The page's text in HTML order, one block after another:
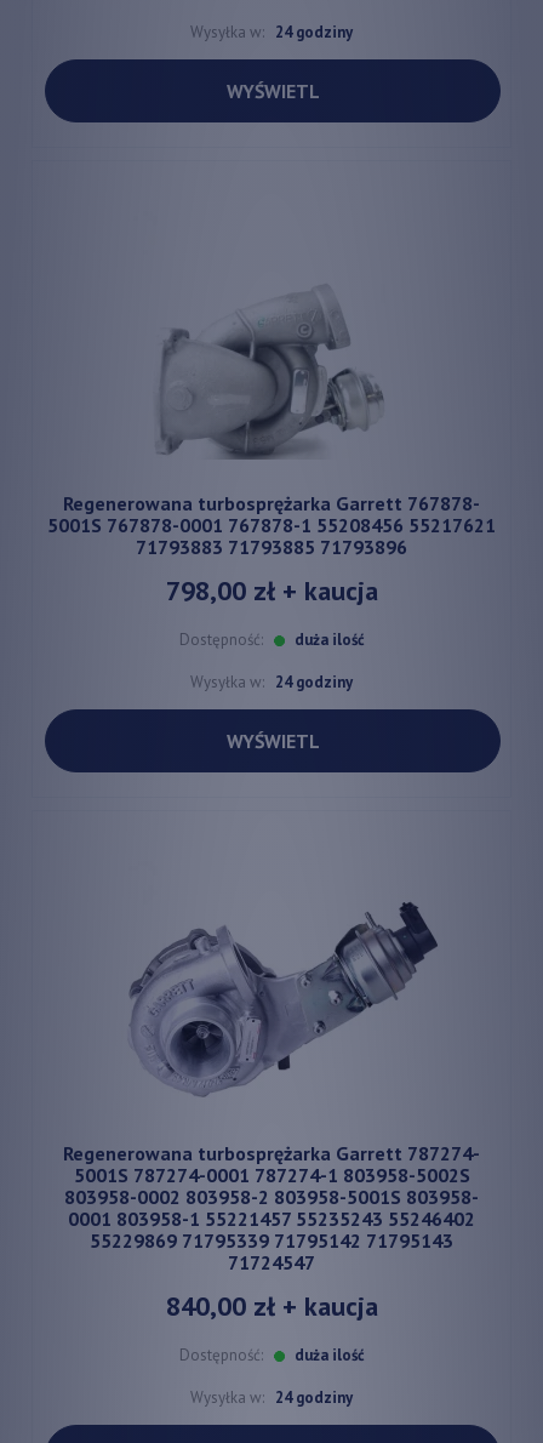
Wysyłka w: 24 godziny
WYŚWIETL
Regenerowana turbosprężarka Garrett 767878-
5001S 767878-0001 767878-1 55208456 55217621
71793883 71793885 71793896
798,00 zł+ kaucja
Dostępność: duża ilość
Wysyłka w: 24 godziny
WYŚWIETL
Regenerowana turbosprężarka Garrett 787274-
5001S 787274-0001 787274-1 803958-5002S
803958-0002 803958-2 803958-5001S 803958-
0001 803958-1 55221457 55235243 55246402
55229869 71795339 71795142 71795143
71724547
840,00 zł+ kaucja
Dostępność: duża ilość
Wysyłka w: 24 godziny